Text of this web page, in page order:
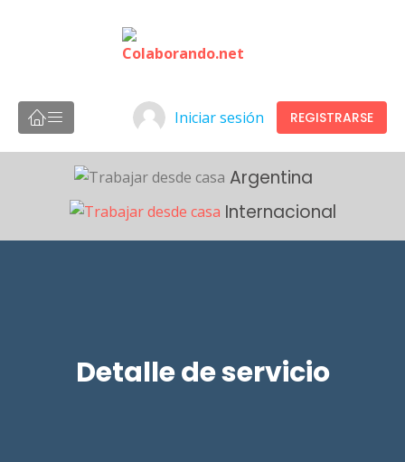
Iniciar sesión REGISTRARSE
Argentina
Internacional
Detalle de servicio